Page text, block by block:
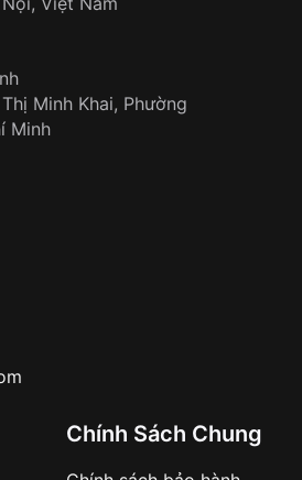
tra và thanh toán trực tiếp
lợi khách hàng
khách hàng trong suốt quá
Minh Khai, Phường
Minh
Chính Sách Chung